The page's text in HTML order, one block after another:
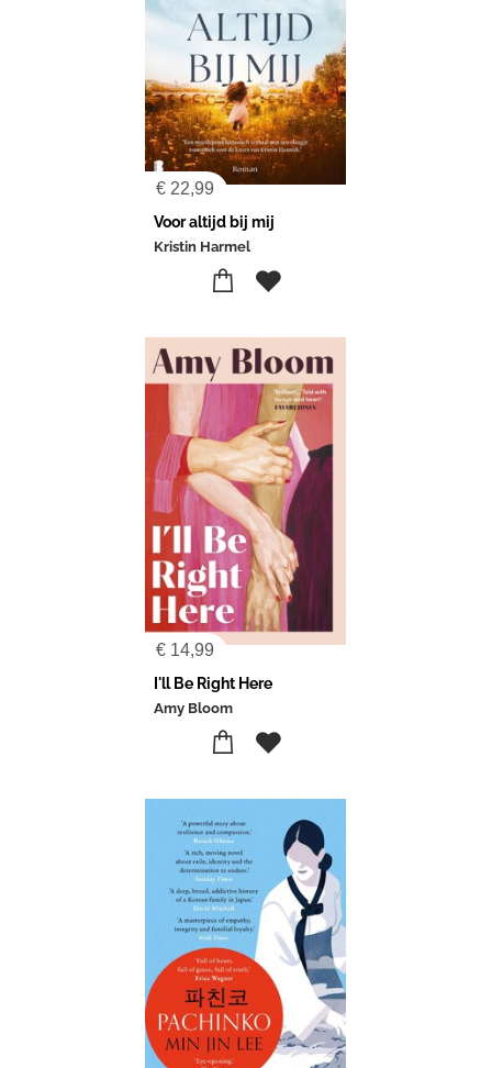
€ 22,99
Voor altijd bij mij
Kristin Harmel
€ 14,99
I'll Be Right Here
Amy Bloom